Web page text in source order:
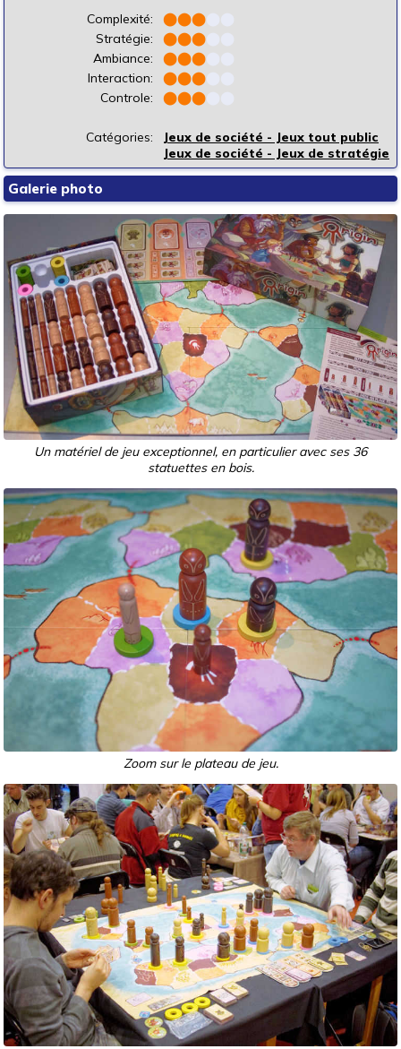
Complexité: ⬤⬤⬤
Stratégie:
⬤⬤⬤
Ambiance:
⬤⬤⬤
Interaction:
⬤⬤⬤
Controle:
⬤⬤⬤
Catégories:
Jeux de société - Jeux tout public
Jeux de société - Jeux de stratégie
Galerie photo
Un matériel de jeu exceptionnel, en particulier avec ses 36
statuettes en bois.
Zoom sur le plateau de jeu.